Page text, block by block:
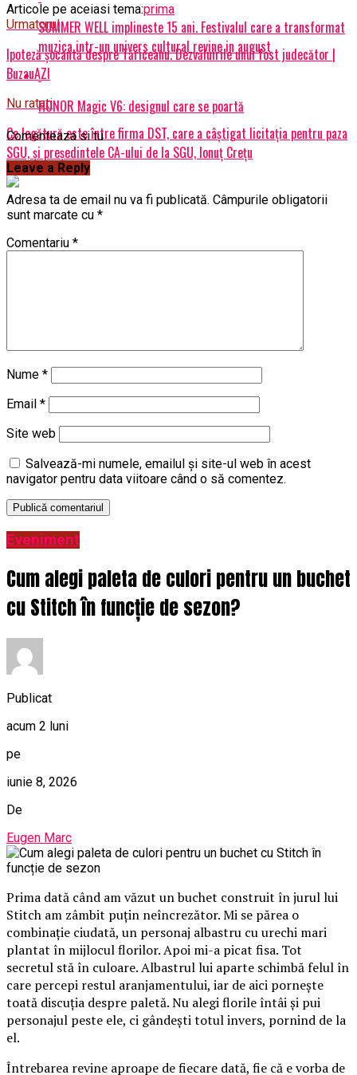
Articole pe aceiasi tema:prima
Urmatorul
Ipoteză șocantă despre Tăriceanu. Dezvăluirile unui fost judecător |
BuzauAZI
Nu ratati
Ce legătură este între firma DST, care a câștigat licitația pentru paza
SGU, și președintele CA-ului de la SGU, Ionuț Crețu
SUMMER WELL implineste 15 ani. Festivalul care a transformat
muzica intr-un univers cultural revine in august
HONOR Magic V6: designul care se poartă
Comenteaza si tu
Leave a Reply
Adresa ta de email nu va fi publicată. Câmpurile obligatorii
sunt marcate cu *
Comentariu *
Nume *
Email *
Site web
Salvează-mi numele, emailul și site-ul web în acest
navigator pentru data viitoare când o să comentez.
Eveniment
Cum alegi paleta de culori pentru un buchet
cu Stitch în funcție de sezon?
Publicat
acum 2 luni
pe
iunie 8, 2026
De
Eugen Marc
Prima dată când am văzut un buchet construit în jurul lui
Stitch am zâmbit puțin neîncrezător. Mi se părea o
combinație ciudată, un personaj albastru cu urechi mari
plantat în mijlocul florilor. Apoi mi-a picat fisa. Tot
secretul stă în culoare. Albastrul lui aparte schimbă felul în
care percepi restul aranjamentului, iar de aici pornește
toată discuția despre paletă. Nu alegi florile întâi și pui
personajul peste ele, ci gândești totul invers, pornind de la
el.
Întrebarea revine aproape de fiecare dată, fie că e vorba de